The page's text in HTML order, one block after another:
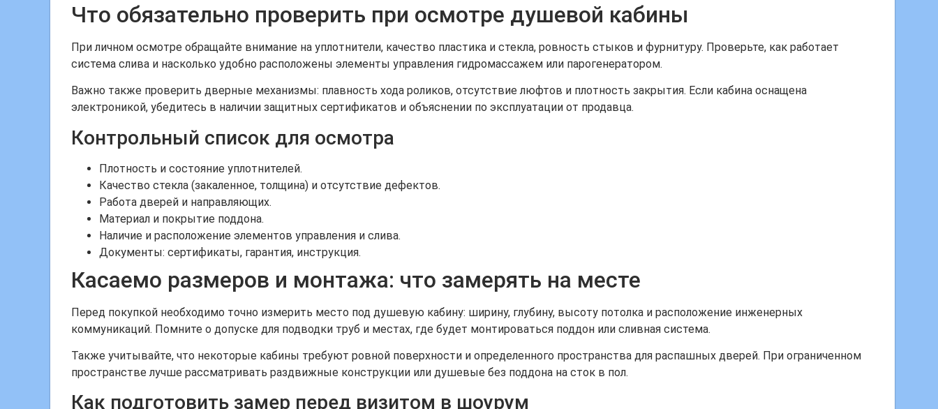
Что обязательно проверить при осмотре душевой кабины
При личном осмотре обращайте внимание на уплотнители, качество пластика и стекла, ровность стыков и фурнитуру. Проверьте, как работает
система слива и насколько удобно расположены элементы управления гидромассажем или парогенератором.
Важно также проверить дверные механизмы: плавность хода роликов, отсутствие люфтов и плотность закрытия. Если кабина оснащена
электроникой, убедитесь в наличии защитных сертификатов и объяснении по эксплуатации от продавца.
Контрольный список для осмотра
Плотность и состояние уплотнителей.
Качество стекла (закаленное, толщина) и отсутствие дефектов.
Работа дверей и направляющих.
Материал и покрытие поддона.
Наличие и расположение элементов управления и слива.
Документы: сертификаты, гарантия, инструкция.
Касаемо размеров и монтажа: что замерять на месте
Перед покупкой необходимо точно измерить место под душевую кабину: ширину, глубину, высоту потолка и расположение инженерных
коммуникаций. Помните о допуске для подводки труб и местах, где будет монтироваться поддон или сливная система.
Также учитывайте, что некоторые кабины требуют ровной поверхности и определенного пространства для распашных дверей. При ограниченном
пространстве лучше рассматривать раздвижные конструкции или душевые без поддона на сток в пол.
Как подготовить замер перед визитом в шоурум